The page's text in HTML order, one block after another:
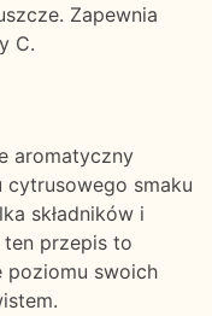
Zapewnia
C.
aromatyczny
smaku
składników i
przepis to
poziomu swoich